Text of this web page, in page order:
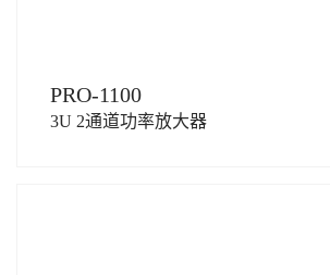
PRO-1100
3U 2通道功率放大器